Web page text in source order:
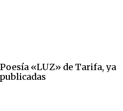
«LUZ» de Tarifa, ya